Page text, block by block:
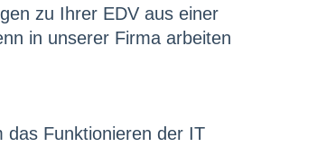
zu Ihrer EDV aus einer
in unserer Firma arbeiten
das Funktionieren der IT